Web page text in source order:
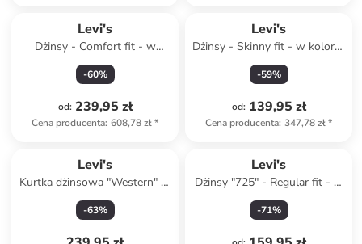
Levi's
Dżinsy - Comfort fit - w
kolorze granatowym
-60%
od: 239,95 zł
Cena producenta: 608,78 zł*
Levi's
Dżinsy - Skinny fit - w kolorze
błękitnym
-59%
od: 139,95 zł
Cena producenta: 347,78 zł*
Levi's
Kurtka dżinsowa "Western" w
kolorze jasnobrązowym
-63%
Levi's
Dżinsy "725" - Regular fit - w
kolorze niebieskim
-71%